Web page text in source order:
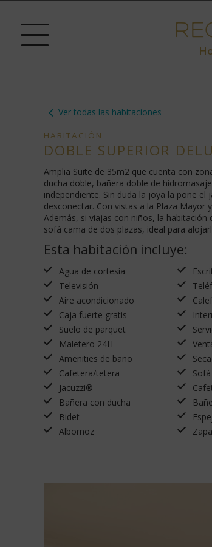
Ver todas las habitaciones
HABITACIÓN
DOBLE SUPERIOR
Amplia Suite de 35m2 que cuenta con
ducha doble, bañera doble de
independiente. Sin duda la joya la pone el
desconectar. Con vistas a la Plaza Mayor
Además, si viajas con niños, la habitación
sofá cama de dos plazas, ideal para
Esta habitación incluye:
Agua de cortesía
Televisión
Aire acondicionado
Caja fuerte gratis
Suelo de parquet
Maletero 24H
Amenities de baño
Cafetera/tetera
Sofá
Jacuzzi®
Bañera con ducha
Bidet
Albornoz